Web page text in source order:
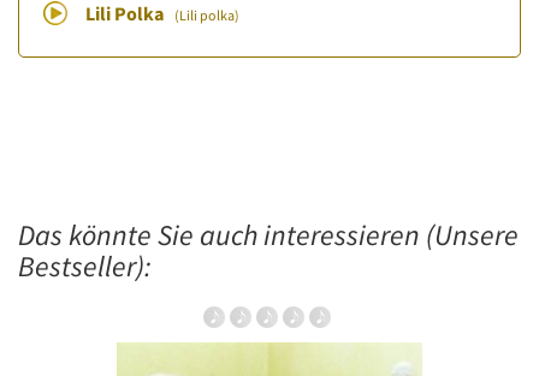
Lili Polka
(Lili polka)
Das könnte Sie auch interessieren (Unsere
Bestseller):